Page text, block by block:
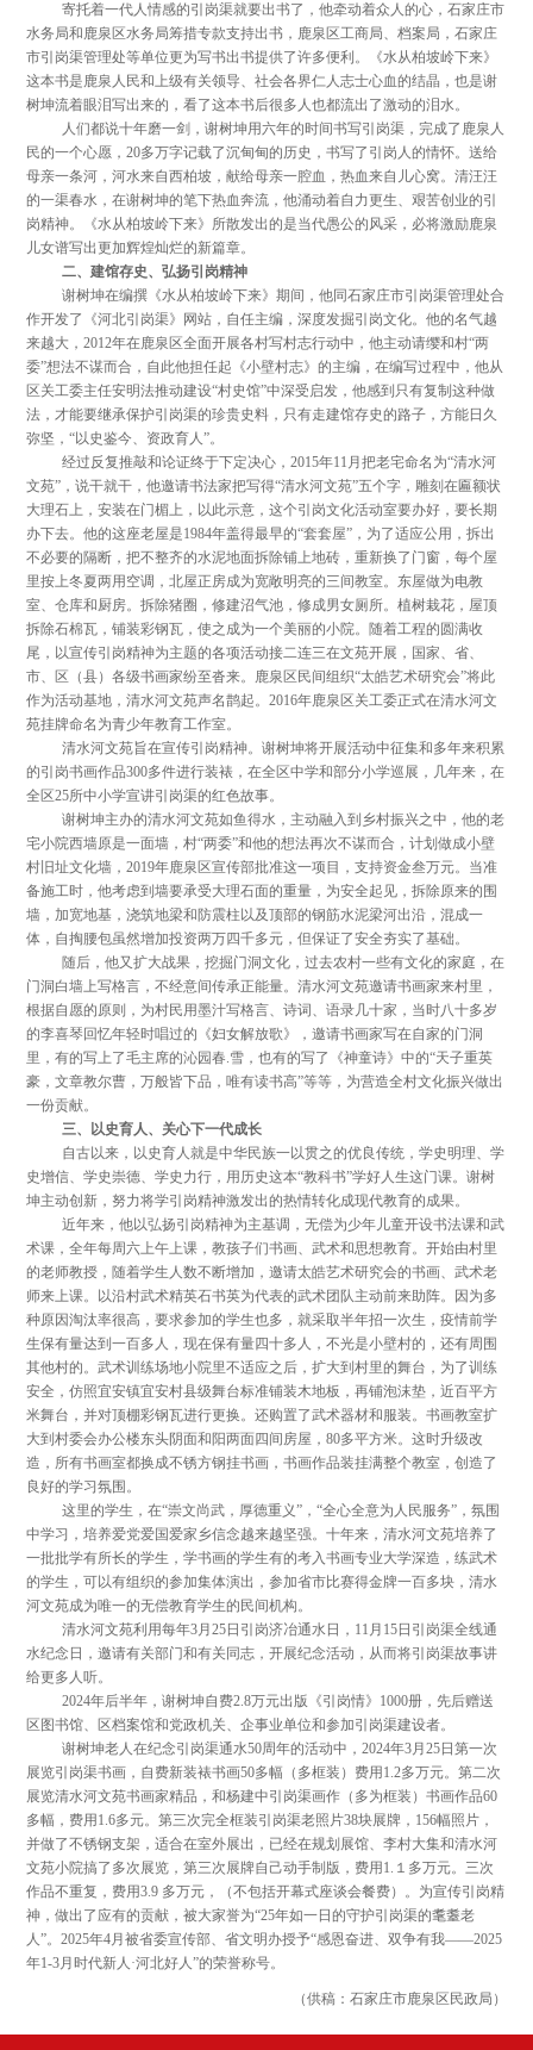
寄托着一代人情感的引岗渠就要出书了，他牵动着众人的心，石家庄市
水务局和鹿泉区水务局筹措专款支持出书，鹿泉区工商局、档案局，石家庄
市引岗渠管理处等单位更为写书出书提供了许多便利。《水从柏坡岭下来》
这本书是鹿泉人民和上级有关领导、社会各界仁人志士心血的结晶，也是谢
树坤流着眼泪写出来的，看了这本书后很多人也都流出了激动的泪水。
人们都说十年磨一剑，谢树坤用六年的时间书写引岗渠，完成了鹿泉人
民的一个心愿，20多万字记载了沉甸甸的历史，书写了引岗人的情怀。送给
母亲一条河，河水来自西柏坡，献给母亲一腔血，热血来自儿心窝。清汪汪
的一渠春水，在谢树坤的笔下热血奔流，他涌动着自力更生、艰苦创业的引
岗精神。《水从柏坡岭下来》所散发出的是当代愚公的风采，必将激励鹿泉
儿女谱写出更加辉煌灿烂的新篇章。
二、建馆存史、弘扬引岗精神
谢树坤在编撰《水从柏坡岭下来》期间，他同石家庄市引岗渠管理处合
作开发了《河北引岗渠》网站，自任主编，深度发掘引岗文化。他的名气越
来越大，2012年在鹿泉区全面开展各村写村志行动中，他主动请缨和村“两
委”想法不谋而合，自此他担任起《小壁村志》的主编，在编写过程中，他从
区关工委主任安明法推动建设“村史馆”中深受启发，他感到只有复制这种做
法，才能要继承保护引岗渠的珍贵史料，只有走建馆存史的路子，方能日久
弥坚，“以史鉴今、资政育人”。
经过反复推敲和论证终于下定决心，2015年11月把老宅命名为“清水河
文苑”，说干就干，他邀请书法家把写得“清水河文苑”五个字，雕刻在匾额状
大理石上，安装在门楣上，以此示意，这个引岗文化活动室要办好，要长期
办下去。他的这座老屋是1984年盖得最早的“套套屋”，为了适应公用，拆出
不必要的隔断，把不整齐的水泥地面拆除铺上地砖，重新换了门窗，每个屋
里按上冬夏两用空调，北屋正房成为宽敞明亮的三间教室。东屋做为电教
室、仓库和厨房。拆除猪圈，修建沼气池，修成男女厕所。植树栽花，屋顶
拆除石棉瓦，铺装彩钢瓦，使之成为一个美丽的小院。随着工程的圆满收
尾，以宣传引岗精神为主题的各项活动接二连三在文苑开展，国家、省、
市、区（县）各级书画家纷至沓来。鹿泉区民间组织“太皓艺术研究会”将此
作为活动基地，清水河文苑声名鹊起。2016年鹿泉区关工委正式在清水河文
苑挂牌命名为青少年教育工作室。
清水河文苑旨在宣传引岗精神。谢树坤将开展活动中征集和多年来积累
的引岗书画作品300多件进行装裱，在全区中学和部分小学巡展，几年来，在
全区25所中小学宣讲引岗渠的红色故事。
谢树坤主办的清水河文苑如鱼得水，主动融入到乡村振兴之中，他的老
宅小院西墙原是一面墙，村“两委”和他的想法再次不谋而合，计划做成小壁
村旧址文化墙，2019年鹿泉区宣传部批准这一项目，支持资金叁万元。当准
备施工时，他考虑到墙要承受大理石面的重量，为安全起见，拆除原来的围
墙，加宽地基，浇筑地梁和防震柱以及顶部的钢筋水泥梁河出沿，混成一
体，自掏腰包虽然增加投资两万四千多元，但保证了安全夯实了基础。
随后，他又扩大战果，挖掘门洞文化，过去农村一些有文化的家庭，在
门洞白墙上写格言，不经意间传承正能量。清水河文苑邀请书画家来村里，
根据自愿的原则，为村民用墨汁写格言、诗词、语录几十家，当时八十多岁
的李喜琴回忆年轻时唱过的《妇女解放歌》，邀请书画家写在自家的门洞
里，有的写上了毛主席的沁园春.雪，也有的写了《神童诗》中的“天子重英
豪，文章教尔曹，万般皆下品，唯有读书高”等等，为营造全村文化振兴做出
一份贡献。
三、以史育人、关心下一代成长
自古以来，以史育人就是中华民族一以贯之的优良传统，学史明理、学
史增信、学史崇德、学史力行，用历史这本“教科书”学好人生这门课。谢树
坤主动创新，努力将学引岗精神激发出的热情转化成现代教育的成果。
近年来，他以弘扬引岗精神为主基调，无偿为少年儿童开设书法课和武
术课，全年每周六上午上课，教孩子们书画、武术和思想教育。开始由村里
的老师教授，随着学生人数不断增加，邀请太皓艺术研究会的书画、武术老
师来上课。以沿村武术精英石书英为代表的武术团队主动前来助阵。因为多
种原因淘汰率很高，要求参加的学生也多，就采取半年招一次生，疫情前学
生保有量达到一百多人，现在保有量四十多人，不光是小壁村的，还有周围
其他村的。武术训练场地小院里不适应之后，扩大到村里的舞台，为了训练
安全，仿照宜安镇宜安村县级舞台标准铺装木地板，再铺泡沫垫，近百平方
米舞台，并对顶棚彩钢瓦进行更换。还购置了武术器材和服装。书画教室扩
大到村委会办公楼东头阴面和阳两面四间房屋，80多平方米。这时升级改
造，所有书画室都换成不锈方钢挂书画，书画作品装挂满整个教室，创造了
良好的学习氛围。
这里的学生，在“崇文尚武，厚德重义”，“全心全意为人民服务”，氛围
中学习，培养爱党爱国爱家乡信念越来越坚强。十年来，清水河文苑培养了
一批批学有所长的学生，学书画的学生有的考入书画专业大学深造，练武术
的学生，可以有组织的参加集体演出，参加省市比赛得金牌一百多块，清水
河文苑成为唯一的无偿教育学生的民间机构。
清水河文苑利用每年3月25日引岗济冶通水日，11月15日引岗渠全线通
水纪念日，邀请有关部门和有关同志，开展纪念活动，从而将引岗渠故事讲
给更多人听。
2024年后半年，谢树坤自费2.8万元出版《引岗情》1000册，先后赠送
区图书馆、区档案馆和党政机关、企事业单位和参加引岗渠建设者。
谢树坤老人在纪念引岗渠通水50周年的活动中，2024年3月25日第一次
展览引岗渠书画，自费新装裱书画50多幅（多框装）费用1.2多万元。第二次
展览清水河文苑书画家精品，和杨建中引岗渠画作（多为框装）书画作品60
多幅，费用1.6多元。第三次完全框装引岗渠老照片38块展牌，156幅照片，
并做了不锈钢支架，适合在室外展出，已经在规划展馆、李村大集和清水河
文苑小院搞了多次展览，第三次展牌自己动手制版，费用1.１多万元。三次
作品不重复，费用3.9 多万元，（不包括开幕式座谈会餐费）。为宣传引岗精
神，做出了应有的贡献，被大家誉为“25年如一日的守护引岗渠的耄耋老
人”。2025年4月被省委宣传部、省文明办授予“感恩奋进、双争有我——2025
年1-3月时代新人·河北好人”的荣誉称号。
（供稿：石家庄市鹿泉区民政局）